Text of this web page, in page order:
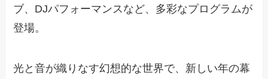
ブ、DJパフォーマンスなど、多彩なプログラムが
登場。
光と音が織りなす幻想的な世界で、新しい年の幕